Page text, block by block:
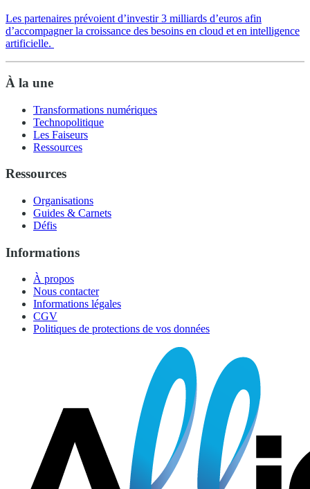
Les partenaires prévoient d’investir 3 milliards d’euros afin
d’accompagner la croissance des besoins en cloud et en intelligence
artificielle.
À la une
Transformations numériques
Technopolitique
Les Faiseurs
Ressources
Ressources
Organisations
Guides & Carnets
Défis
Informations
À propos
Nous contacter
Informations légales
CGV
Politiques de protections de vos données